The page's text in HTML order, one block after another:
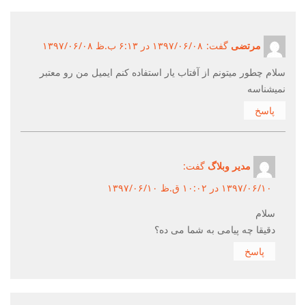
مرتضی گفت: ۱۳۹۷/۰۶/۰۸ در ۶:۱۳ ب.ظ ۱۳۹۷/۰۶/۰۸
سلام چطور میتونم از آفتاب یار استفاده کنم ایمیل من رو معتبر
نمیشناسه
پاسخ
مدیر وبلاگ گفت:
۱۳۹۷/۰۶/۱۰ در ۱۰:۰۲ ق.ظ ۱۳۹۷/۰۶/۱۰
سلام
دقیقا چه پیامی به شما می ده؟
پاسخ